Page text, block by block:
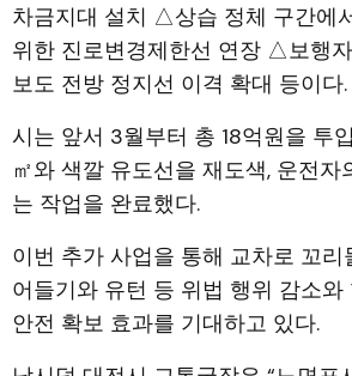
차금지대 설치 △상습 정체 구간에
위한 진로변경제한선 연장 △보행
보도 전방 정지선 이격 확대 등이다.
시는 앞서 3월부터 총 18억원을 투
㎡와 색깔 유도선을 재도색, 운전자
는 작업을 완료했다.
이번 추가 사업을 통해 교차로 꼬리
어들기와 유턴 등 위법 행위 감소
안전 확보 효과를 기대하고 있다.